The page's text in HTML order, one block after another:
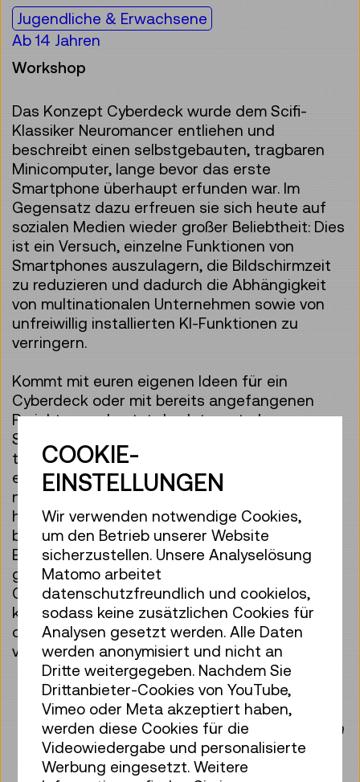
Jugendliche & Erwachsene
Ab 14 Jahren
Workshop
Das Konzept Cyberdeck wurde dem Scifi-
Klassiker Neuromancer entliehen und
beschreibt einen selbstgebauten, tragbaren
Minicomputer, lange bevor das erste
Smartphone überhaupt erfunden war. Im
Gegensatz dazu erfreuen sie sich heute auf
sozialen Medien wieder großer Beliebtheit: Dies
ist ein Versuch, einzelne Funktionen von
Smartphones auszulagern, die Bildschirmzeit
zu reduzieren und dadurch die Abhängigkeit
von multinationalen Unternehmen sowie von
unfreiwillig installierten KI-Funktionen zu
verringern.
Kommt mit euren eigenen Ideen für ein
Cyberdeck oder mit bereits angefangenen
Projekten und nutzt das Internet, das
Schwarmwissen und die Ausstattung des
techLABs, um dem Traum eines ersten kleinen
elektronischen Projekts einen Schritt
näherzukommen. Wenn ihr schon eine Idee
habt, besorgt euch die Komponenten und
bringt sie zum ersten Termin mit. Wenn die
Elektronik schon funktioniert, lasst uns
gemeinsam löten, programmieren oder ein
Case für den 3D-Druck designen. Wer noch
keine Idee hat, kann sich inspirieren lassen
oder einfach mal mit Elektronik tinkern. Kommt
vorbei!
Die Veranstaltung dauert von 10:30 bis ca.
12:30 Uhr und findet imtechLABstatt.
Begrenzte Anzahl an Teilnehmer:innen nach
räumlicher Kapazität.
Keine Anmeldung erforderlich!
COOKIE-
EINSTELLUNGEN
Wir verwenden notwendige Cookies,
um den Betrieb unserer Website
sicherzustellen. Unsere Analyselösung
Matomo arbeitet
datenschutzfreundlich und cookielos,
sodass keine zusätzlichen Cookies für
Analysen gesetzt werden. Alle Daten
werden anonymisiert und nicht an
Dritte weitergegeben. Nachdem Sie
Drittanbieter-Cookies von YouTube,
Vimeo oder Meta akzeptiert haben,
werden diese Cookies für die
Videowiedergabe und personalisierte
Werbung eingesetzt. Weitere